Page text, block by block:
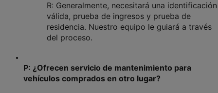
R: Generalmente, necesitará una identificación
válida, prueba de ingresos y prueba de
residencia. Nuestro equipo le guiará a través
del proceso.
P: ¿Ofrecen servicio de mantenimiento para
vehículos comprados en otro lugar?